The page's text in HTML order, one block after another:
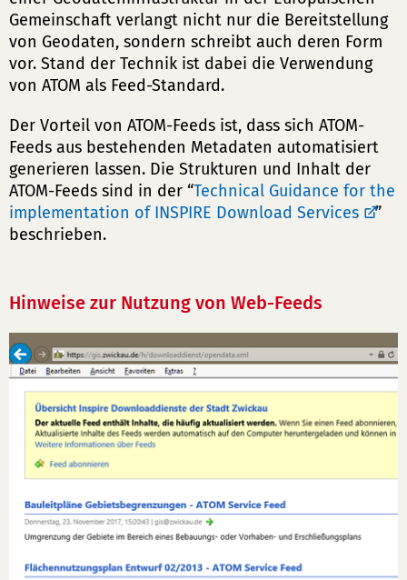
Gemeinschaft verlangt nicht nur die Bereitstellung
von Geodaten, sondern schreibt auch deren Form
vor. Stand der Technik ist dabei die Verwendung
von ATOM als Feed-Standard.
Der Vorteil von ATOM-Feeds ist, dass sich ATOM-
Feeds aus bestehenden Metadaten automatisiert
generieren lassen. Die Strukturen und Inhalt der
ATOM-Feeds sind in der “Technical Guidance for the
implementation of INSPIRE Download Services
”
beschrieben.
Hinweise zur Nutzung von Web-Feeds